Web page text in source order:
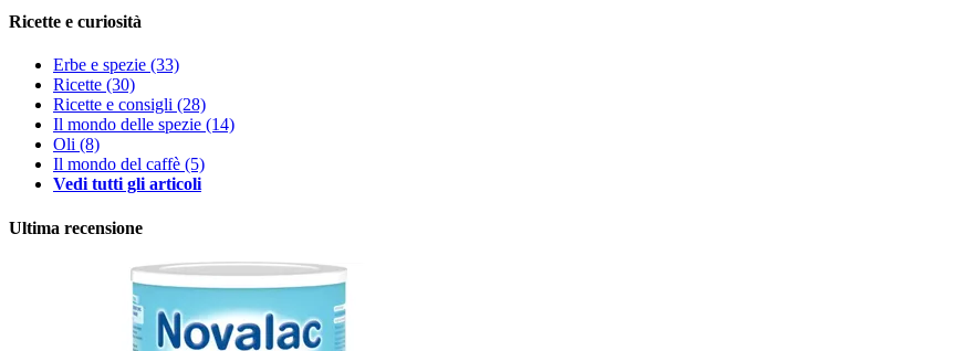
Ricette e curiosità
Erbe e spezie (33)
Ricette (30)
Ricette e consigli (28)
Il mondo delle spezie (14)
Oli (8)
Il mondo del caffè (5)
Vedi tutti gli articoli
Ultima recensione